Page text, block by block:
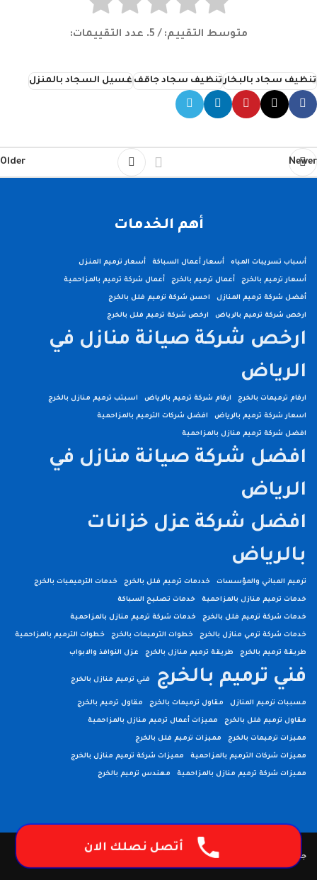
متوسط التقييم:/ 5. عدد التقييمات:
تنظيف سجاد بالبخارتنظيف سجاد جاقف غسيل السجاد بالمنزل
Newer
Older
أهم الخدمات
أسباب تسريبات المياه أسعار أعمال السباكة أسعار ترميم المنزل
أسعار ترميم بالخرج أعمال ترميم بالخرج أعمال شركة ترميم بالمزاحمية
أفضل شركة ترميم المنازل احسن شركة ترميم فلل بالخرج
ارخص شركة ترميم بالرياض ارخص شركة ترميم فلل بالخرج
ارخص شركة صيانة منازل في
الرياض
ارقام ترميمات بالخرج ارقام شركة ترميم بالرياض اسبتب ترميم منازل بالخرج
اسعار شركة ترميم بالرياض افضل شركات الترميم بالمزاحمية
افضل شركة ترميم منازل بالمزاحمية
افضل شركة صيانة منازل في
الرياض
افضل شركة عزل خزانات
بالرياض
ترميم المباني والمؤسسات خددمات ترميم فلل بالخرج خدمات الترميميات بالخرج
خدمات ترميم منازل بالمزاحمية خدمات تصليح السباكة
خدمات شركة ترميم فلل بالخرج خدمات شركة ترميم منازل بالمزاحمية
خدمات شركة ترمي منازل بالخرج خطوات الترميمات بالخرج خطوات الترميم بالمزاحمية
طريقة ترميم بالخرج طريقة ترميم منازل بالخرج عزل النوافذ والابواب
فني ترميم بالخرج فني ترميم منازل بالخرج
مسببات ترميم المنازل مقاول ترميمات بالخرج مقاول ترميم بالخرج
مقاول ترميم فلل بالخرج مميزات أعمال ترميم منازل بالمزاحمية
مميزات ترميمات بالخرج مميزات ترميم فلل بالخرج
مميزات شركات الترميم بالمزاحمية مميزات شركة ترميم منازل بالخرج
مميزات شركة ترميم منازل بالمزاحمية مهندس ترميم بالخرج
جميع الحقوق محفوظة لــ سلم الخدمات | برمجة وتطوير
أتصل نصلك الان